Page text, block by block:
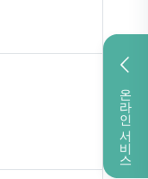
온라인 서비스